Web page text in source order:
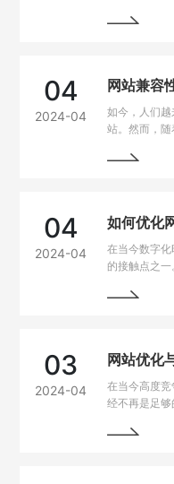
为构建门户网
04
2024-04
如今，人们
站。然而，
在电脑、手机
04
2024-04
如何优化
在当今数字
的接触点之
重要因素。一
验，成为了
03
2024-04
网站优化
在当今高度
经不再是足
如何进行网站